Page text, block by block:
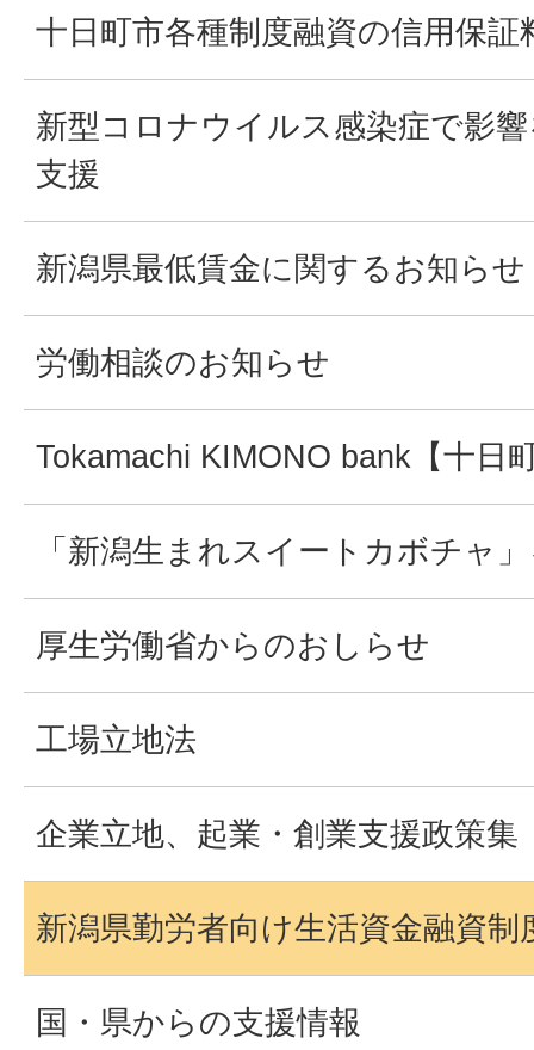
十日町市各種制度融資の信用保証
新型コロナウイルス感染症で影
支援
新潟県最低賃金に関するお知らせ
労働相談のお知らせ
Tokamachi KIMONO bank【十日
「新潟生まれスイートカボチャ
厚生労働省からのおしらせ
工場立地法
企業立地、起業・創業支援政策集
新潟県勤労者向け生活資金融資制
国・県からの支援情報